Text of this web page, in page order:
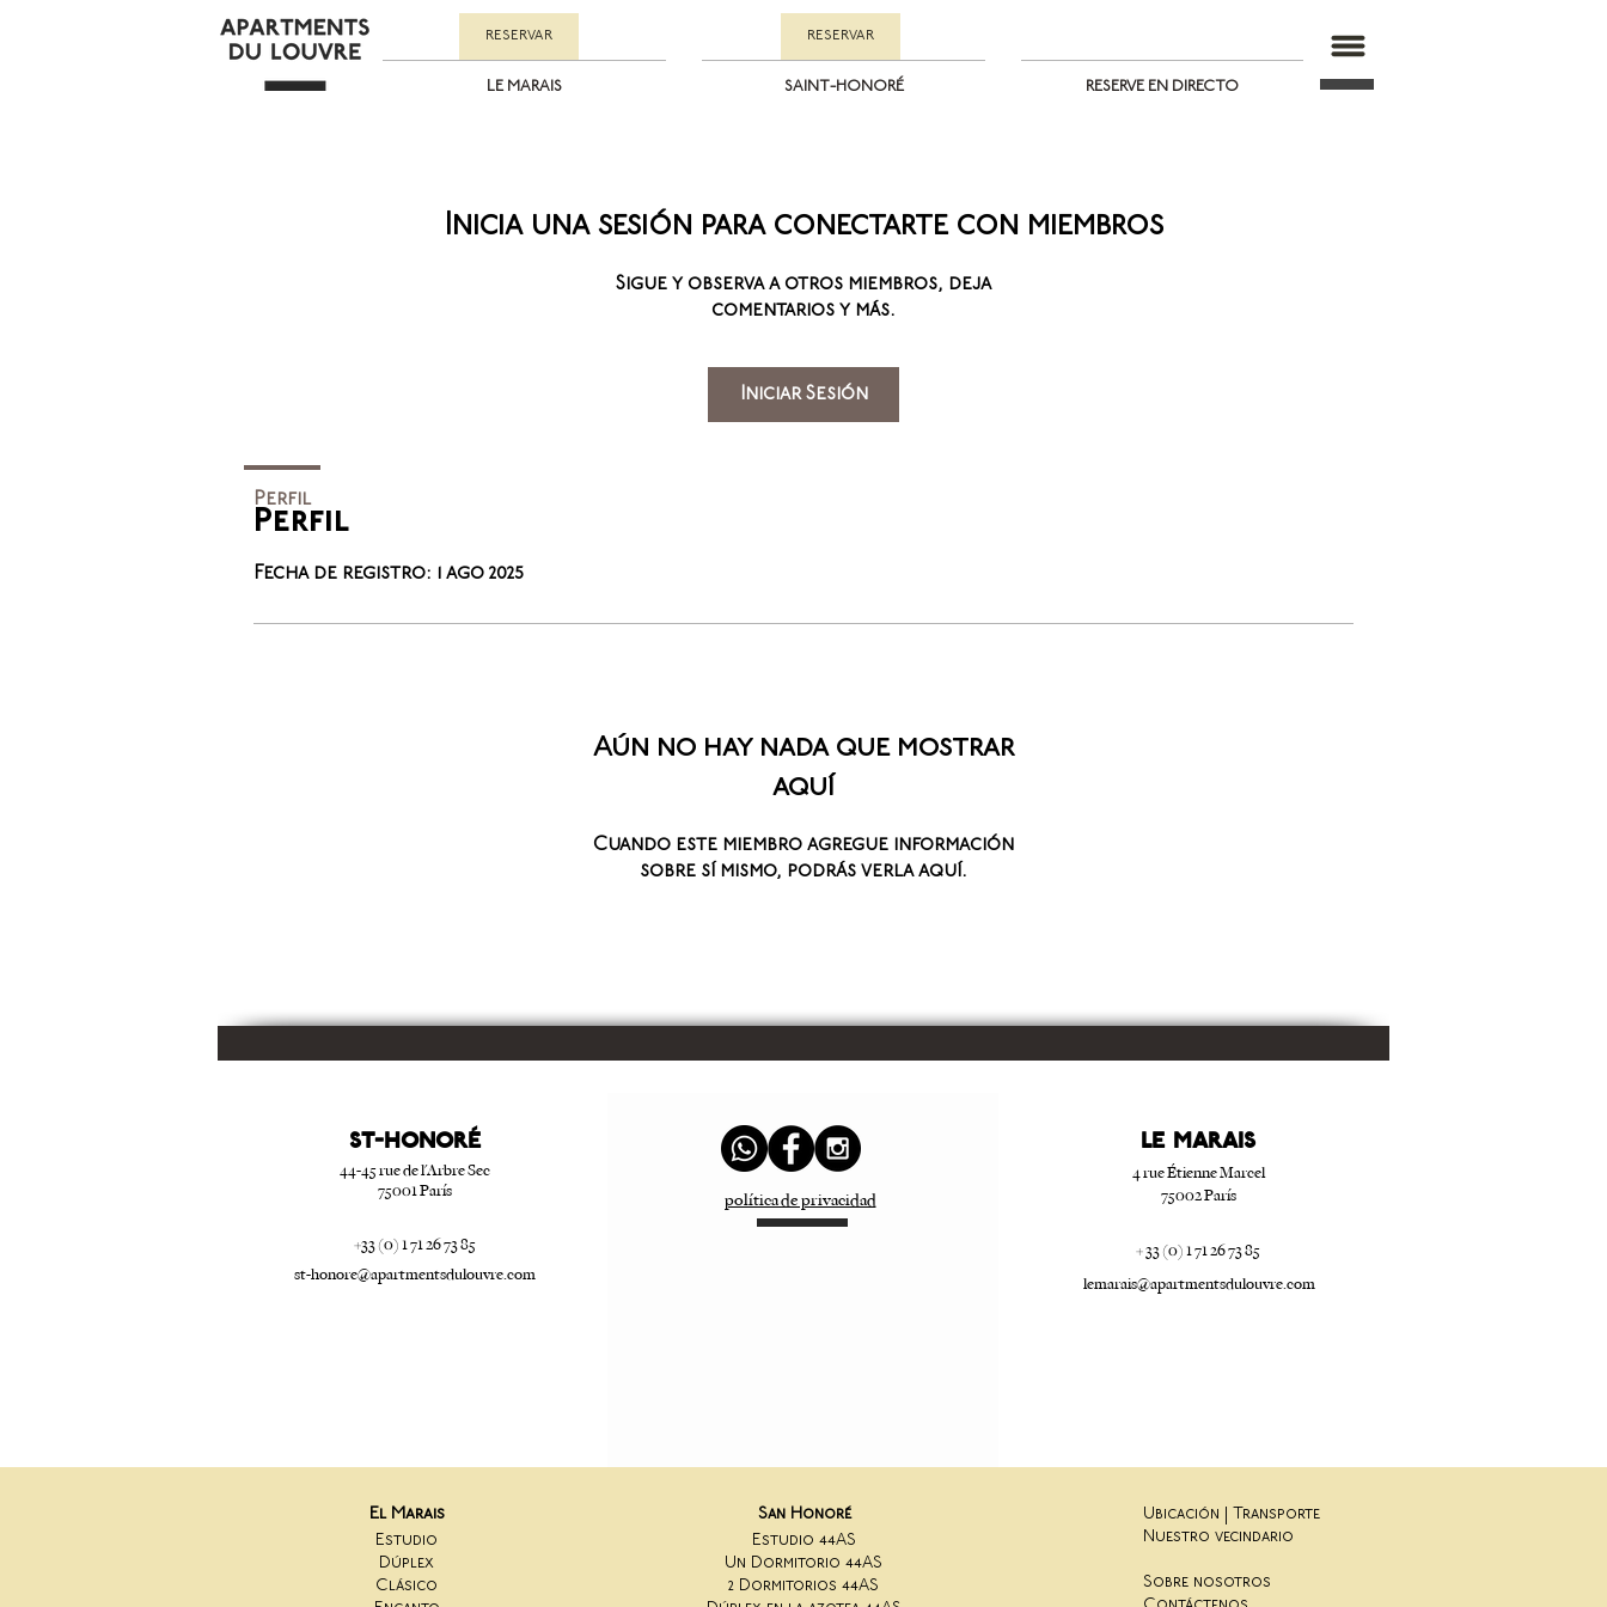
RESERVAR RESERVAR
LE MARAIS SAINT-HONORÉ RESERVE EN DIRECTO
Perfil
Fecha de registro: 1 ago 2025
Aún no hay nada que mostrar
aquí
Cuando este miembro agregue información
sobre sí mismo, podrás verla aquí.
Inicia una sesión para conectarte con miembros
Sigue y observa a otros miembros, deja
comentarios y más.
Iniciar Sesión
Perfil
ST-HONORé
44-45 rue de l'Arbre Sec
75001 París
+33 (0) 1 71 26 73 85
st-honore@apartmentsdulouvre.com
política de privacidad
LE marais
4 rue Étienne Marcel
75002 París
+ 33 (0) 1 71 26 73 85
lemarais@apartmentsdulouvre.com
El Marais
Estudio
Dúplex
Clásico
San Honoré
Estudio 44AS
Un Dormitorio 44AS
2 Dormitorios 44AS
Ubicación | Transporte
Nuestro vecindario
Sobre nosotros